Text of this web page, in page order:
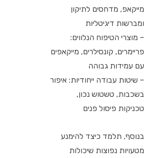
מייקאפ, מדחסים לתיקון
ומברשות דיגיטליות
– מוצרי הטיפוח הנלווים:
פריימרים, קונסילרים, מייקאפים
עם עמידות גבוהה
– שיטות עבודה ייחודיות: איפור
בשכבות, טשטוש נכון,
טכניקות פיסול פנים
בנוסף, תלמד כיצד להימנע
מטעויות נפוצות שיכולות